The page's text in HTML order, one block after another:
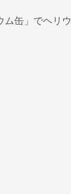
ム缶」でヘリウ